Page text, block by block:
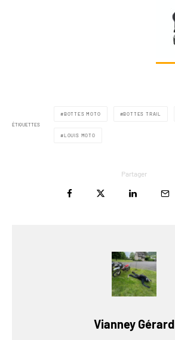
ÉTIQUETTES
BOTTES MOTO BOTTES TRAIL
LOUIS MOTO
Partager
Vianney Gérard